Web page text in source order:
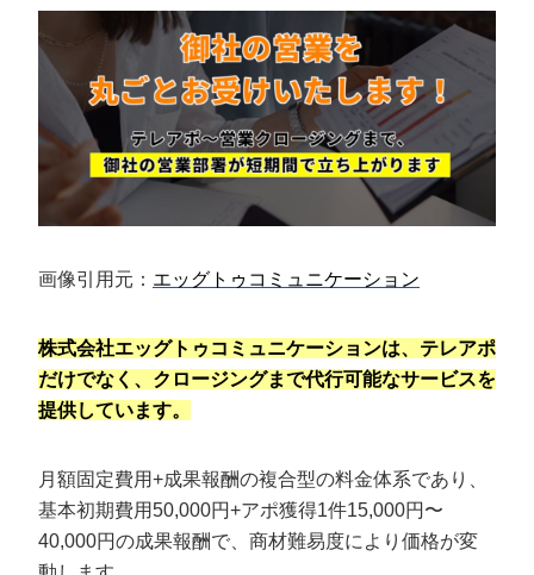
画像引用元： エッグトゥコミュニケーション
株式会社エッグトゥコミュニケーションは、テレアポ
だけでなく、クロージングまで代行可能なサービスを
提供しています。
月額固定費用+成果報酬の複合型の料金体系であり、
基本初期費用50,000円+アポ獲得1件15,000円〜
40,000円の成果報酬で、商材難易度により価格が変